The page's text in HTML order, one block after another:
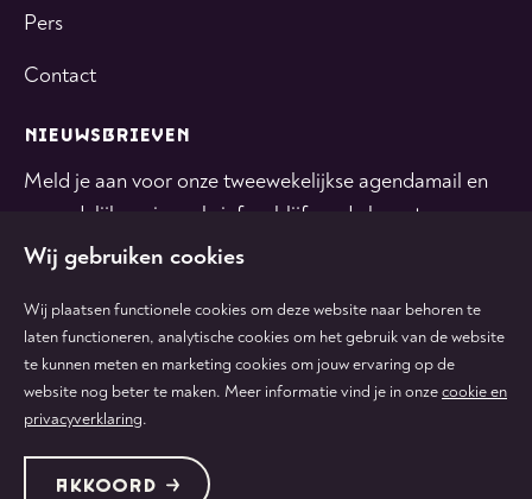
Pers
Contact
NIEUWSBRIEVEN
Meld je aan voor onze tweewekelijkse agendamail en
maandelijkse nieuwsbrief en blijf op de hoogte.
Volg
ons
op
tiktok
Volg
ons
op
facebook
Volg
ons
instagram
Volg
ons
Volg
ons
Protected by:de Merkplaats
Wij gebruiken cookies
Wij plaatsen functionele cookies om deze website naar behoren te
laten functioneren, analytische cookies om het gebruik van de website
te kunnen meten en marketing cookies om jouw ervaring op de
website nog beter te maken. Meer informatie vind je in onzecookie en
privacyverklaring.
AKKOORD